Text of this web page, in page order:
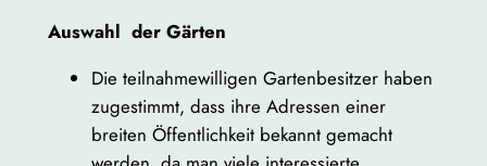
Auswahl der Gärten
Die teilnahmewilligen Gartenbesitzer haben
zugestimmt, dass ihre Adressen einer
breiten Öffentlichkeit bekannt gemacht